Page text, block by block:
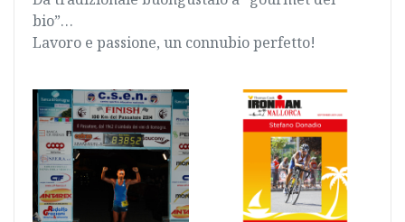
bio”…
Lavoro e passione, un connubio perfetto!